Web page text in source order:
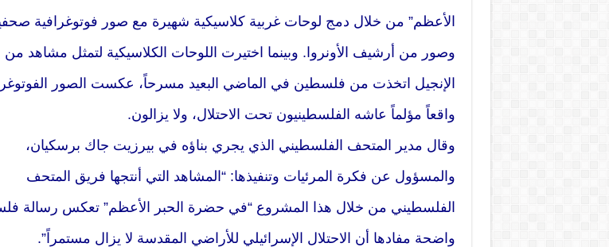
الأعظم” من خلال دمج لوحات غربية كلاسيكية شهيرة مع صور فوتوغرافية
وصور من أرشيف الأونروا. وبينما اختيرت اللوحات الكلاسيكية لتمثل مشاهد
الإنجيل اتخذت من فلسطين في الماضي البعيد مسرحاً، عكست الصور
واقعاً مؤلماً عاشه الفلسطينيون تحت الاحتلال، ولا يزالون.
وقال مدير المتحف الفلسطيني الذي يجري بناؤه في بيرزيت جاك برسكيان،
والمسؤول عن فكرة المرئيات وتنفيذها: “المشاهد التي أنتجها فريق المتحف
الفلسطيني من خلال هذا المشروع “في حضرة الحبر الأعظم” تعكس رسالة
واضحة مفادها أن الاحتلال الإسرائيلي للأراضي المقدسة لا يزال مستمراً”.